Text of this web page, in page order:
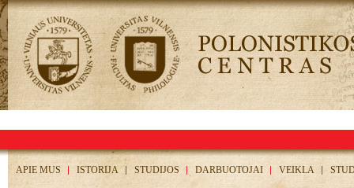
APIE MUS ISTORIJA STUDIJOS DARBUOTOJAI VEIKLA